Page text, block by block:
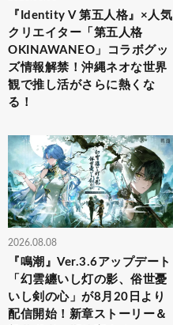
『Identity V 第五人格』×人気
クリエイター「第五人格
OKINAWANEO」コラボグッ
ズ情報解禁！沖縄ネオな世界
観で推し活がさらに熱くな
る！
2026.08.08
『鳴潮』Ver.3.6アップデート
「幻雲纏いし灯の影、俗世憂
いし剣の心」が8月20日より
配信開始！新章ストーリー＆